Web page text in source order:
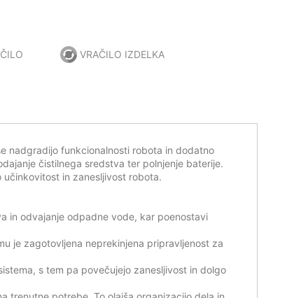
VRAČILO IZDELKA
nadgradijo funkcionalnosti robota in dodatno
čistilnega sredstva ter polnjenje baterije.
učinkovitost in zanesljivost robota.
in odvajanje odpadne vode, kar poenostavi
je zagotovljena neprekinjena pripravljenost za
s tem pa povečujejo zanesljivost in dolgo